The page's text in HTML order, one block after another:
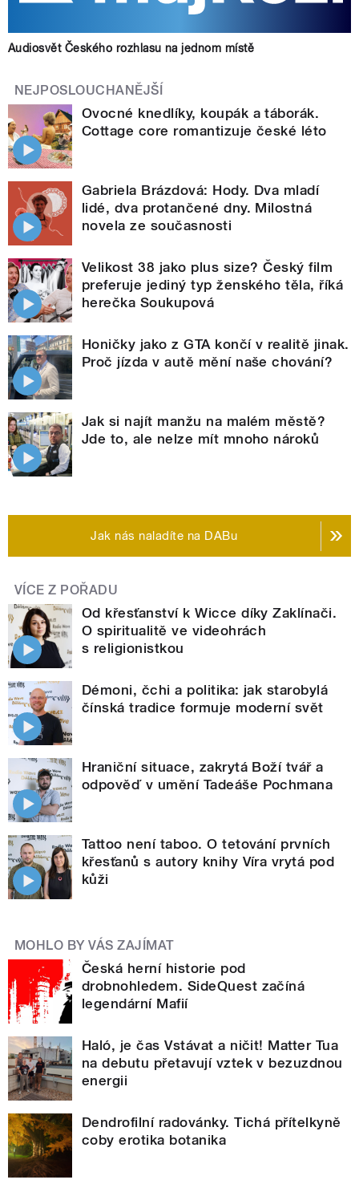
Audiosvět Českého rozhlasu na jednom místě
NEJPOSLOUCHANĚJŠÍ
Ovocné knedlíky, koupák a táborák.
Cottage core romantizuje české léto
Gabriela Brázdová: Hody. Dva mladí
lidé, dva protančené dny. Milostná
novela ze současnosti
Velikost 38 jako plus size? Český film
preferuje jediný typ ženského těla, říká
herečka Soukupová
Honičky jako z GTA končí v realitě jinak.
Proč jízda v autě mění naše chování?
Jak si najít manžu na malém městě?
Jde to, ale nelze mít mnoho nároků
Jak nás naladíte na DABu
VÍCE Z POŘADU
Od křesťanství k Wicce díky Zaklínači.
O spiritualitě ve videohrách
s religionistkou
Démoni, čchi a politika: jak starobylá
čínská tradice formuje moderní svět
Hraniční situace, zakrytá Boží tvář a
odpověď v umění Tadeáše Pochmana
Tattoo není taboo. O tetování prvních
křesťanů s autory knihy Víra vrytá pod
kůži
MOHLO BY VÁS ZAJÍMAT
Česká herní historie pod
drobnohledem. SideQuest začíná
legendární Mafií
Haló, je čas Vstávat a ničit! Matter Tua
na debutu přetavují vztek v bezuzdnou
energii
Dendrofilní radovánky. Tichá přítelkyně
coby erotika botanika